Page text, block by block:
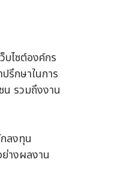
ไซต์องค์กร
กษาในการ
น รวมถึงงาน
ลงทุน
างผลงาน